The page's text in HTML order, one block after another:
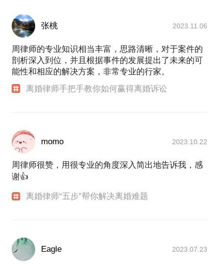
张桃 2023.11.06
周律师的专业知识相当丰富，思路清晰，对于案件的
剖析深入到位，并且根据事件的发展提出了未来的可
能性和相应的解决方案，非常专业的行家。
离婚律师手把手教你如何赢得离婚诉讼
momo 2023.10.22
周律师很赞，用很专业的角度深入简出地告诉我，感
谢👍
离婚律师“五步”帮你解决离婚难题
Eagle 2023.07.23